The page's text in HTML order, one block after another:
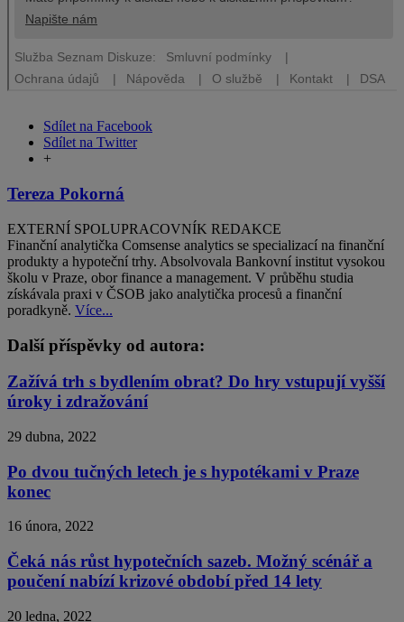
Sdílet na Facebook
Sdílet na Twitter
+
Tereza Pokorná
EXTERNÍ SPOLUPRACOVNÍK REDAKCE
Finanční analytička Comsense analytics se specializací na finanční
produkty a hypoteční trhy. Absolvovala Bankovní institut vysokou
školu v Praze, obor finance a management. V průběhu studia
získávala praxi v ČSOB jako analytička procesů a finanční
poradkyně. Více...
Další příspěvky od autora:
Zažívá trh s bydlením obrat? Do hry vstupují vyšší
úroky i zdražování
29 dubna, 2022
Po dvou tučných letech je s hypotékami v Praze
konec
16 února, 2022
Čeká nás růst hypotečních sazeb. Možný scénář a
poučení nabízí krizové období před 14 lety
20 ledna, 2022